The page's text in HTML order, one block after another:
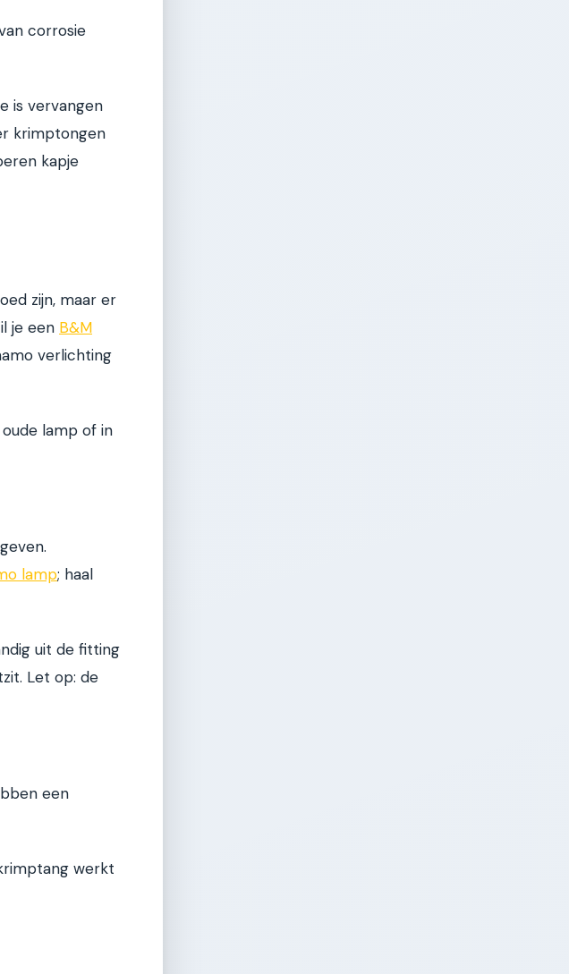
corrosie
is vervangen
krimptongen
kapje
zijn, maar er
je een B&M
verlichting
lamp of in
lamp; haal
uit de fitting
Let op: de
een
werkt